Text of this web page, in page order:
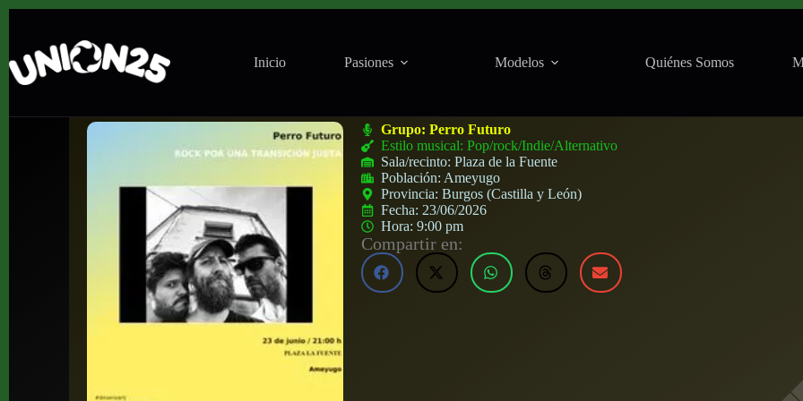
Inicio Pasiones Modelos Quiénes Somos
Grupo:Perro Futuro
Estilo musical: Pop/rock/Indie/Alternativo
Sala/recinto:Plaza de la Fuente
Población: Ameyugo
Provincia:Burgos (Castilla y León)
Fecha: 23/06/2026
Hora:9:00 pm
Compartir en: